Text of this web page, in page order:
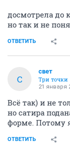
досмотрела до
но так и не
ОТВЕТИТЬ
С
свет
Три точки
21 января
Всё так) и не
но сатира
форме. Потому
ОТВЕТИТЬ